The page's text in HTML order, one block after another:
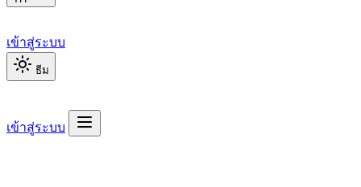
เข้าสู่ระบบ
ธีม
เข้าสู่ระบบ